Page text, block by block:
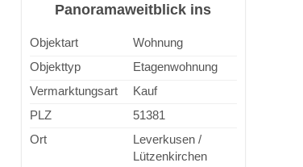
Panoramaweitblick ins
Einzelgarage - bezugsfrei!
Objektart
Wohnung
Objekttyp
Etagenwohnung
Vermarktungsart
Kauf
PLZ
51381
Ort
Leverkusen /
Lützenkirchen